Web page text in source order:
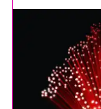
la